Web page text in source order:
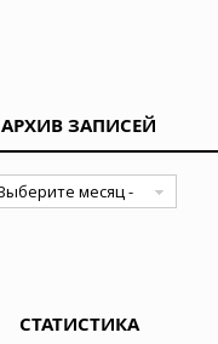
АРХИВ ЗАПИСЕЙ
СТАТИСТИКА